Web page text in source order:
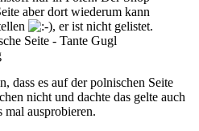
aber dort wiederum kann
, er ist nicht gelistet.
Seite - Tante Gugl
dass es auf der polnischen Seite
nicht und dachte das gelte auch
mal ausprobieren.